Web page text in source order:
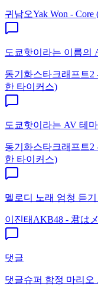
귀남오Yak Won -
도쿄핫이라는 이름의
동기화스타크래프트2
한 타이커스)
도쿄핫이라는 AV 테
동기화스타크래프트2
한 타이커스)
멜로디 노래 엄청 듣
이진태 AKB48 - 君は
댓글
댓글슈퍼 함정 마리오